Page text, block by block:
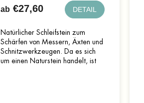
ab €27,60 DETAIL
Natürlicher Schleifstein zum
Schärfen von Messern, Äxten und
Schnitzwerkzeugen. Da es sich
um einen Naturstein handelt, ist